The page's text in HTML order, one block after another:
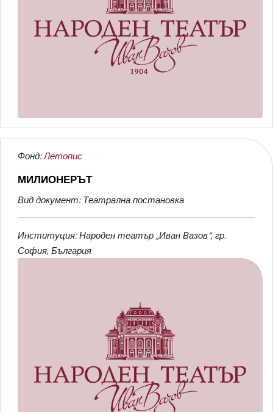
Фонд:Летопис
МИЛИОНЕРЪТ
Вид документ: Театрална постановка
Институция: Народен театър „Иван Вазов“, гр.
София, България